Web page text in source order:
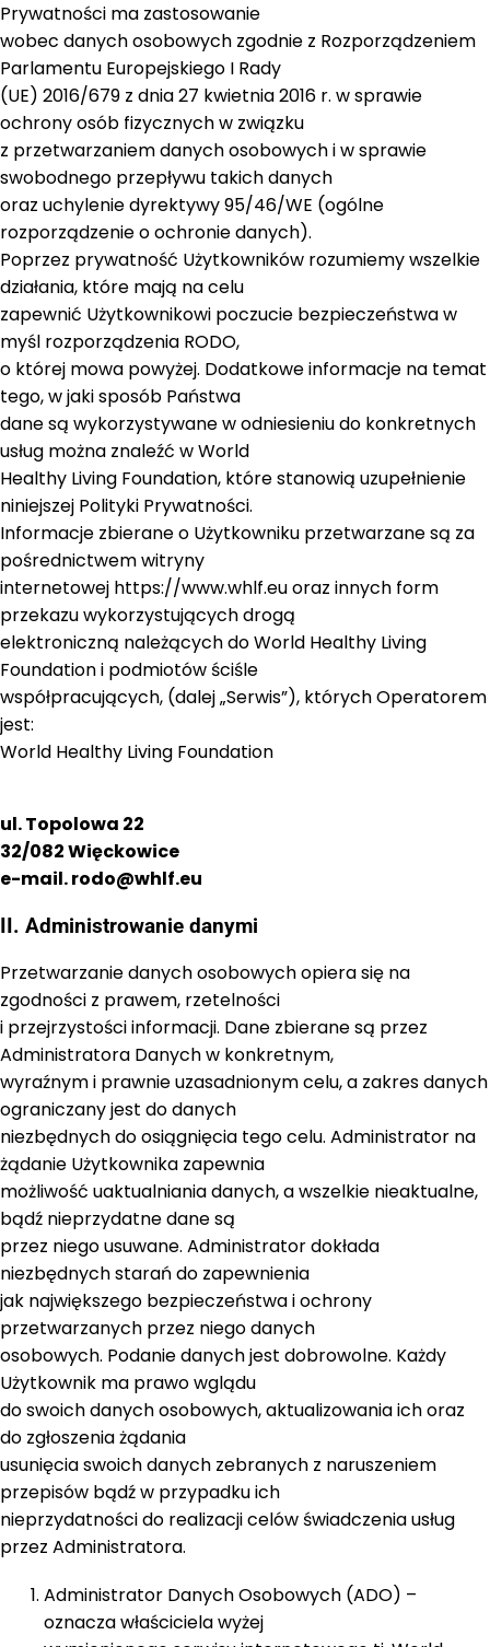
Prywatności ma zastosowanie
wobec danych osobowych zgodnie z Rozporządzeniem
Parlamentu Europejskiego I Rady
(UE) 2016/679 z dnia 27 kwietnia 2016 r. w sprawie
ochrony osób fizycznych w związku
z przetwarzaniem danych osobowych i w sprawie
swobodnego przepływu takich danych
oraz uchylenie dyrektywy 95/46/WE (ogólne
rozporządzenie o ochronie danych).
Poprzez prywatność Użytkowników rozumiemy wszelkie
działania, które mają na celu
zapewnić Użytkownikowi poczucie bezpieczeństwa w
myśl rozporządzenia RODO,
o której mowa powyżej. Dodatkowe informacje na temat
tego, w jaki sposób Państwa
dane są wykorzystywane w odniesieniu do konkretnych
usług można znaleźć w World
Healthy Living Foundation, które stanowią uzupełnienie
niniejszej Polityki Prywatności.
Informacje zbierane o Użytkowniku przetwarzane są za
pośrednictwem witryny
internetowej https://www.whlf.eu oraz innych form
przekazu wykorzystujących drogą
elektroniczną należących do World Healthy Living
Foundation i podmiotów ściśle
współpracujących, (dalej „Serwis”), których Operatorem
jest:
World Healthy Living Foundation
ul. Topolowa 22
32/082 Więckowice
e-mail. rodo@whlf.eu
II. Administrowanie danymi
Przetwarzanie danych osobowych opiera się na
zgodności z prawem, rzetelności
i przejrzystości informacji. Dane zbierane są przez
Administratora Danych w konkretnym,
wyraźnym i prawnie uzasadnionym celu, a zakres danych
ograniczany jest do danych
niezbędnych do osiągnięcia tego celu. Administrator na
żądanie Użytkownika zapewnia
możliwość uaktualniania danych, a wszelkie nieaktualne,
bądź nieprzydatne dane są
przez niego usuwane. Administrator dokłada
niezbędnych starań do zapewnienia
jak największego bezpieczeństwa i ochrony
przetwarzanych przez niego danych
osobowych. Podanie danych jest dobrowolne. Każdy
Użytkownik ma prawo wglądu
do swoich danych osobowych, aktualizowania ich oraz
do zgłoszenia żądania
usunięcia swoich danych zebranych z naruszeniem
przepisów bądź w przypadku ich
nieprzydatności do realizacji celów świadczenia usług
przez Administratora.
Administrator Danych Osobowych (ADO) –
oznacza właściciela wyżej